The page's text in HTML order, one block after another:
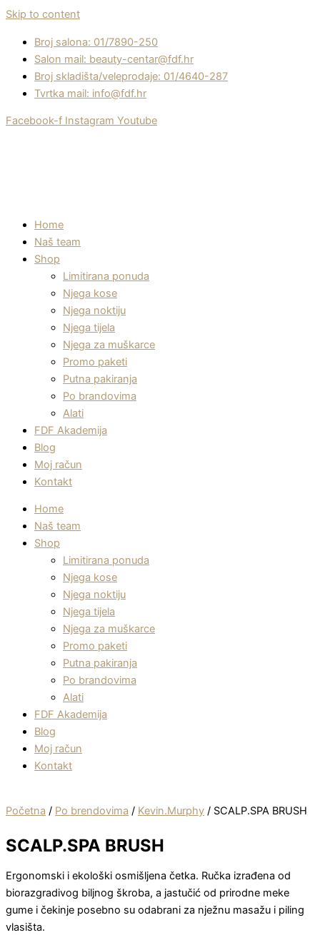
Skip to content
Broj salona: 01/7890-250
Salon mail: beauty-centar@fdf.hr
Broj skladišta/veleprodaje: 01/4640-287
Tvrtka mail: info@fdf.hr
Facebook-f Instagram Youtube
Home
Naš team
Shop
Limitirana ponuda
Njega kose
Njega noktiju
Njega tijela
Njega za muškarce
Promo paketi
Putna pakiranja
Po brandovima
Alati
FDF Akademija
Blog
Moj račun
Kontakt
Home
Naš team
Shop
Limitirana ponuda
Njega kose
Njega noktiju
Njega tijela
Njega za muškarce
Promo paketi
Putna pakiranja
Po brandovima
Alati
FDF Akademija
Blog
Moj račun
Kontakt
Početna / Po brendovima / Kevin.Murphy / SCALP.SPA BRUSH
SCALP.SPA BRUSH
Ergonomski i ekološki osmišljena četka. Ručka izrađena od
biorazgradivog biljnog škroba, a jastučić od prirodne meke
gume i čekinje posebno su odabrani za nježnu masažu i piling
vlasišta.